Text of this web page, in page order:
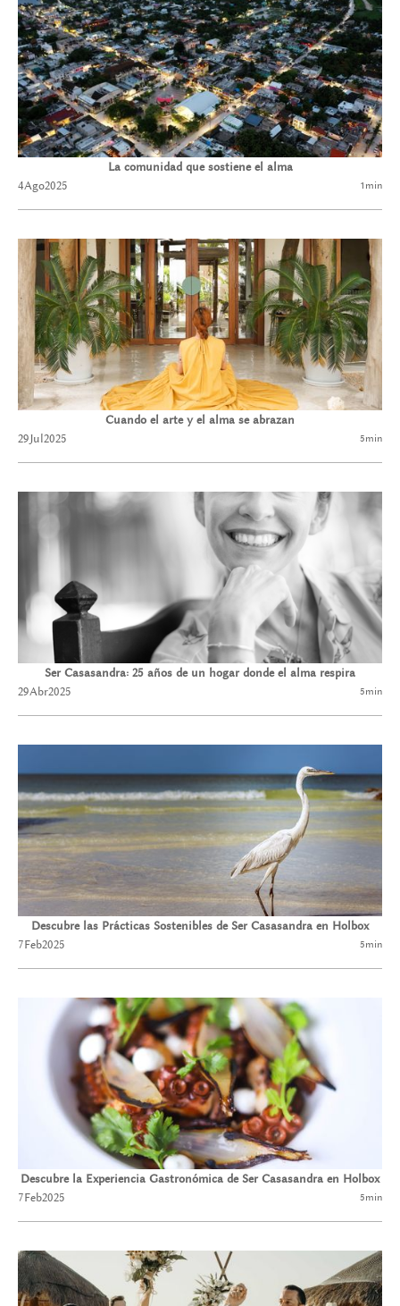
La comunidad que sostiene el alma
4Ago2025 1 min
Cuando el arte y el alma se abrazan
29Jul2025 5min
Ser Casasandra: 25 años de un hogar donde el alma respira
29Abr2025 5min
Descubre las Prácticas Sostenibles de Ser Casasandra en Holbox
7Feb2025 5min
Descubre la Experiencia Gastronómica de Ser Casasandra en Holbox
7Feb2025 5min